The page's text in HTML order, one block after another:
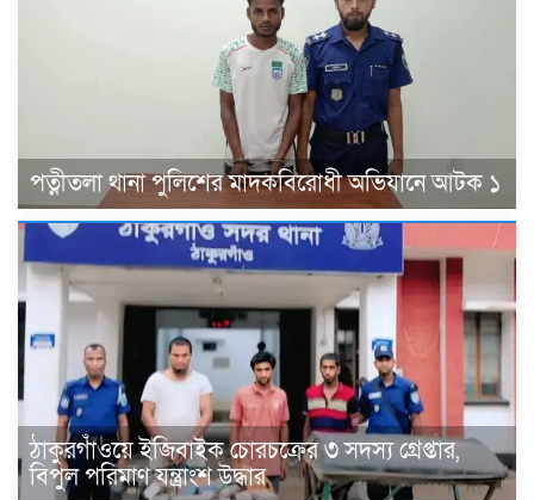
পত্নীতলা থানা পুলিশের মাদকবিরোধী অভিযানে আটক ১
ঠাকুরগাঁওয়ে ইজিবাইক চোরচক্রের ৩ সদস্য গ্রেপ্তার,
বিপুল পরিমাণ যন্ত্রাংশ উদ্ধার ‎